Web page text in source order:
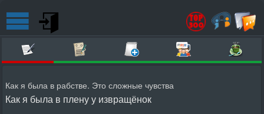
Как я была в рабстве. Это сложные чувства
Как я была в плену у извращёнок